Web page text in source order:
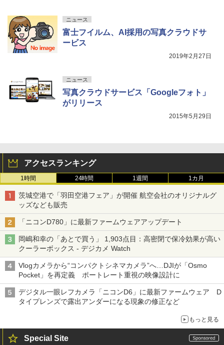
ニュース
富士フイルム、AI採用の写真クラウドサ
ービス
2019年2月27日
ニュース
写真クラウドサービス「Googleフォト」
がリリース
2015年5月29日
アクセスランキング
1時間 24時間 1週間 1カ月
茨城空港で「羽田空港フェア」が開催 航空会社のオリジナルグ
ッズなども販売
「ニコンD780」に最新ファームウェアアップデート
岡嶋和幸の「あとで買う」 1,903点目：高密閉で保冷効果が高い
クーラーボックス - デジカメ Watch
Vlogカメラから“コンパクトシネマカメラ”へ…DJIが「Osmo
Pocket」を再定義 ポートレート重視の映像設計に
デジタル一眼レフカメラ「ニコンD6」に最新ファームウェア D
タイプレンズで露出アンダーになる現象の修正など
もっと見る
Special Site